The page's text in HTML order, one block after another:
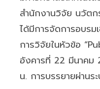
สำนักงานวิจัย นวัต
ได้มีการจัดการอบร
การวิจัยในหัวข้อ
อังคารที่ 22 มีนาคม
น. การบรรยายผ่าน